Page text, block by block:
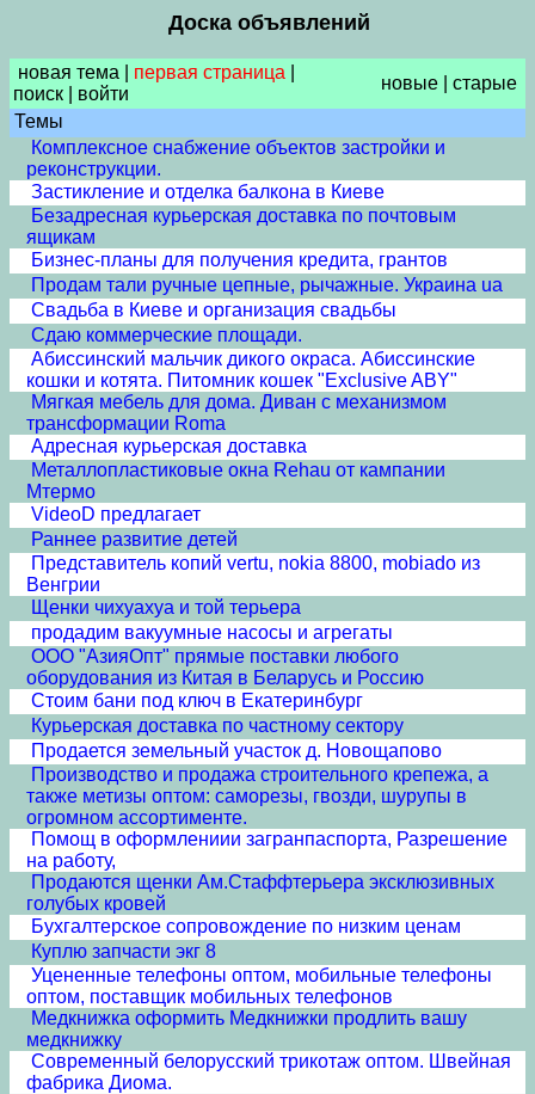
Доска объявлений
новая тема первая страница
поиск
войти
новые
старые
Темы
Комплексное снабжение объектов застройки и
реконструкции.
Застикление и отделка балкона в Киеве
Безадресная курьерская доставка по почтовым
ящикам
Бизнес-планы для получения кредита, грантов
Продам тали ручные цепные, рычажные. Украина ua
Свадьба в Киеве и организация свадьбы
Сдаю коммерческие площади.
Абиссинский мальчик дикого окраса. Абиссинские
кошки и котята. Питомник кошек "Exclusive ABY"
Мягкая мебель для дома. Диван с механизмом
трансформации Roma
Адресная курьерская доставка
Металлопластиковые окна Rehau от кампании
Мтермо
VideoD предлагает
Раннее развитие детей
Представитель копий vertu, nokia 8800, mobiado из
Венгрии
Щенки чихуахуа и той терьера
продадим вакуумные насосы и агрегаты
ООО "АзияОпт" прямые поставки любого
оборудования из Китая в Беларусь и Россию
Стоим бани под ключ в Екатеринбург
Курьерская доставка по частному сектору
Продается земельный участок д. Новощапово
Производство и продажа строительного крепежа, а
также метизы оптом: саморезы, гвозди, шурупы в
огромном ассортименте.
Помощ в оформлениии загранпаспорта, Разрешение
на работу,
Продаются щенки Ам.Стаффтерьера эксклюзивных
голубых кровей
Бухгалтерское сопровождение по низким ценам
Куплю запчасти экг 8
Уцененные телефоны оптом, мобильные телефоны
оптом, поставщик мобильных телефонов
Медкнижка оформить Медкнижки продлить вашу
медкнижку
Современный белорусский трикотаж оптом. Швейная
фабрика Диома.